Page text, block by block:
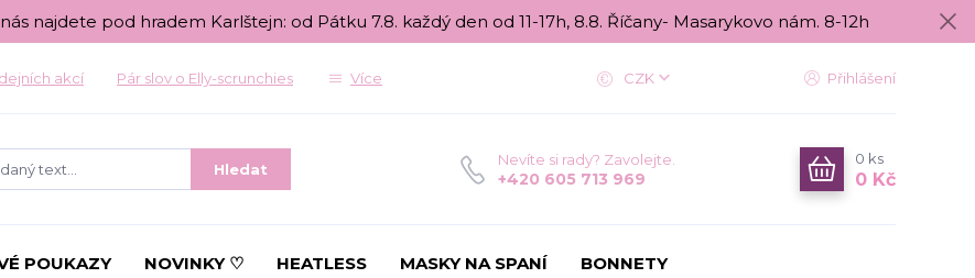
najdete pod hradem Karlštejn: od Pátku 7.8. každý den od 11-17h, 8.8. Říčany- Masarykovo nám. 8-12h
akcí Pár slov o Elly-scrunchies Více CZK Přihlášení
Hledat
Nevíte si rady? Zavolejte.
+420 605 713 969
0 ks
0 Kč
POUKAZY NOVINKY ♡ HEATLESS MASKY NA SPANÍ BONNETY